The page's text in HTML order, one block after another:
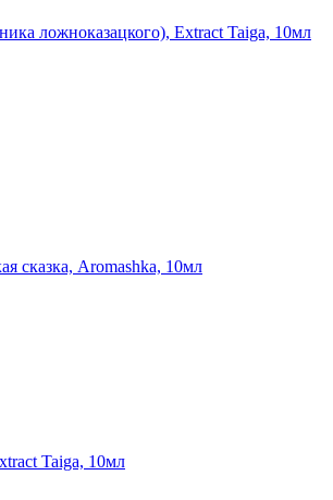
ложноказацкого), Extract Taiga, 10мл
сказка, Aromashka, 10мл
Taiga, 10мл